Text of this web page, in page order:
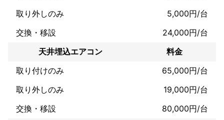
取り外しのみ
5,000円/台
交換・移設
24,000円/台
天井埋込エアコン
料金
取り付けのみ
65,000円/台
取り外しのみ
19,000円/台
交換・移設
80,000円/台